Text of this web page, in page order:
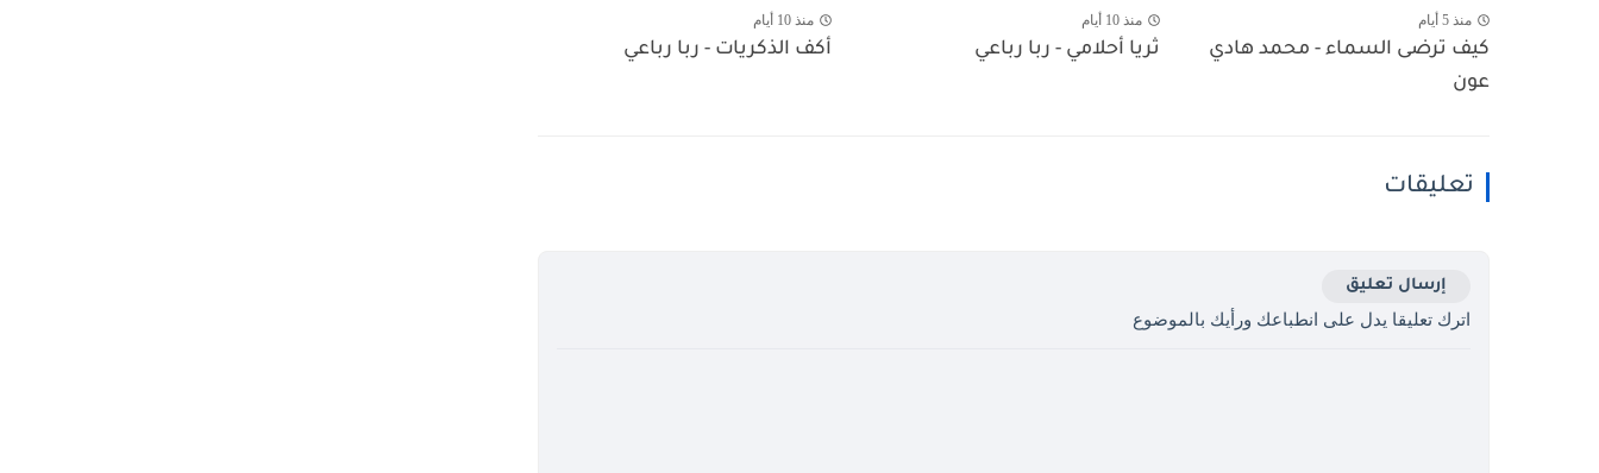
منذ 5 أيام
كيف ترضى السماء - محمد هادي
عون
منذ 10 أيام
ثريا أحلامي - ربا رباعي
منذ 10 أيام
أكف الذكريات - ربا رباعي
تعليقات
إرسال تعليق
اترك تعليقا يدل على انطباعك ورأيك بالموضوع